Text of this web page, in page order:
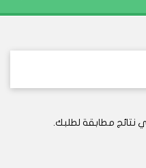
نتائج مطابقة لطلبك.